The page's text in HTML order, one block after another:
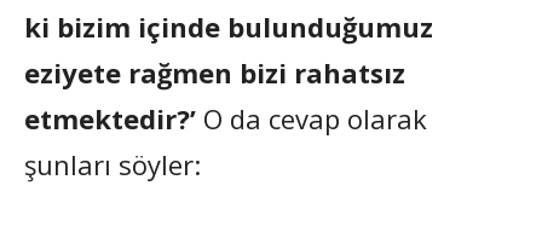
ki bizim içinde bulunduğumuz
eziyete rağmen bizi rahatsız
etmektedir?’ O da cevap olarak
şunları söyler: